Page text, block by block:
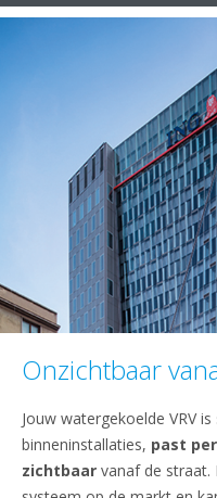
Onzichtbaar
Jouw watergekoelde VRV
binneninstallaties, past
zichtbaar vanaf de straat.